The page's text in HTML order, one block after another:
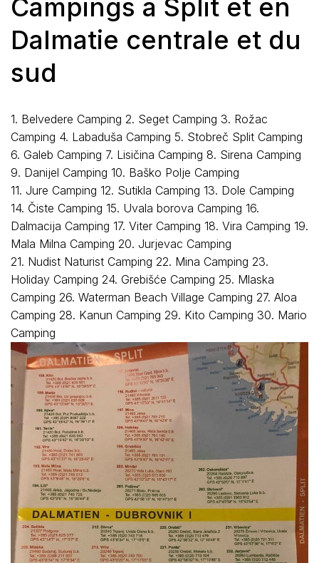
Campings à Split et en
Dalmatie centrale et du
sud
1. Belvedere Camping 2. Seget Camping 3. Rožac
Camping 4. Labaduša Camping 5. Stobreč Split Camping
6. Galeb Camping 7. Lisičina Camping 8. Sirena Camping
9. Danijel Camping 10. Baško Polje Camping
11. Jure Camping 12. Sutikla Camping 13. Dole Camping
14. Čiste Camping 15. Uvala borova Camping 16.
Dalmacija Camping 17. Viter Camping 18. Vira Camping 19.
Mala Milna Camping 20. Jurjevac Camping
21. Nudist Naturist Camping 22. Mina Camping 23.
Holiday Camping 24. Grebišće Camping 25. Mlaska
Camping 26. Waterman Beach Village Camping 27. Aloa
Camping 28. Kanun Camping 29. Kito Camping 30. Mario
Camping